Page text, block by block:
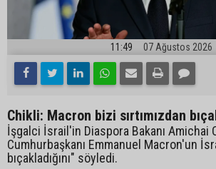
11:49 07 Ağustos 2026
Chikli: Macron bizi sırtımızdan
İşgalci İsrail'in Diaspora Bakanı Amichai
Cumhurbaşkanı Emmanuel Macron'un
bıçakladığını" söyledi.